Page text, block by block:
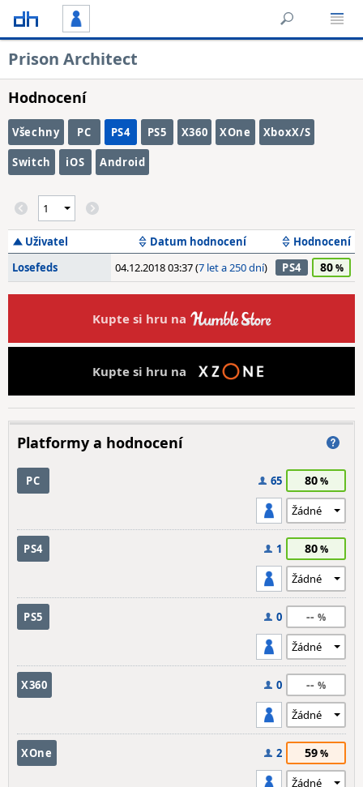
Prison Architect
Hodnocení
Všechny PC PS4 PS5 X360 XOne XboxX/S
Switch iOS Android
Uživatel Datum hodnocení
Hodnocení
Losefeds
04.12.2018 03:37 (7 let a 250 dní) PS4 80
Kupte si hru na
Kupte si hru na
Platformy a hodnocení
PC 65 80
PS4 1 80
PS5 0 --
X360 0 --
XOne 2 59